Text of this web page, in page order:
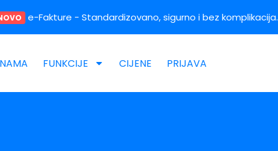
e-Fakture - Standardizovano, sigurno i bez komplikacija.
FUNKCIJE CIJENE PRIJAVA